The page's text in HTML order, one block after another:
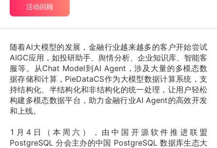
活动回顾
随着AI大模型的发展，金融行业越来越多的客户开始尝试
AIGC应用，如投研助手、舆情分析、企业知识库、智能客
服等。从Chat Model到AI Agent，涉及大量的多模态数
据存储和计算，PieDataCS作为大模型数据计算系统，支
持结构化、半结构化和非结构化的统一处理，让用户轻松
构建多模态数据平台，助力金融行业AI Agent的高效开发
和上线。
1月4日（本周六），由中国开源软件推进联盟
PostgreSQL 分会主办的中国 PostgreSQL 数据库生态大